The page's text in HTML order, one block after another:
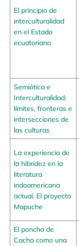
El principio de
interculturalidad
en el Estado
ecuatoriano
Semiótica e
Interculturalidad:
límites, fronteras e
intersecciones de
las culturas
La experiencia de
la hibridez en la
literatura
indoamericana
actual. El proyecto
Mapuche
El poncho de
Cacha como una